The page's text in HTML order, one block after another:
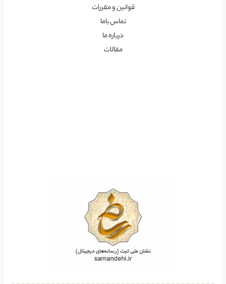
قوانین و مقررات
تماس باما
درباره ما
مقالات